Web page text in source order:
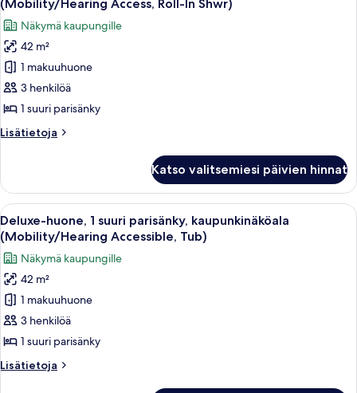
huonetyypin
Deluxe-
huone,
suuri
parisänky,
kaupunkinäköala
(Mobility/Hearing
Roll-
In
Shwr)
kuvat
(Mobility/Hearing Access, Roll-In Shwr)
Näkymä kaupungille
42 m²
1 makuuhuone
3 henkilöä
1 suuri parisänky
Lisätietoja
Lisätietoja
1
suuri
parisänky,
kaupunkinäköala
(Mobility/Hearing
Access,
Roll-
In
Shwr)
Katso valitsemiesi päivien hinnat
Avaa
kaikki
huonetyypin
Deluxe-
huone,
suuri
parisänky,
kaupunkinäköala
(Mobility/Hearing
Moderni hotellihuone, jossa on
7
Deluxe-huone, 1 suuri parisänky, kaupunkinäköala
(Mobility/Hearing Accessible, Tub)
Näkymä kaupungille
42 m²
1 makuuhuone
3 henkilöä
1 suuri parisänky
Lisätietoja
Lisätietoja